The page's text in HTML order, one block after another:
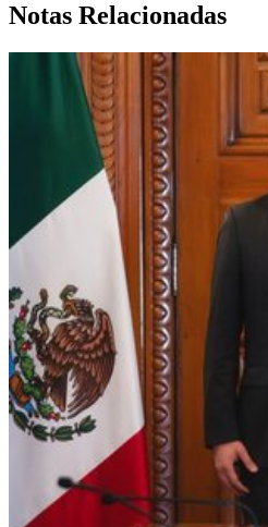
Notas Relacionadas